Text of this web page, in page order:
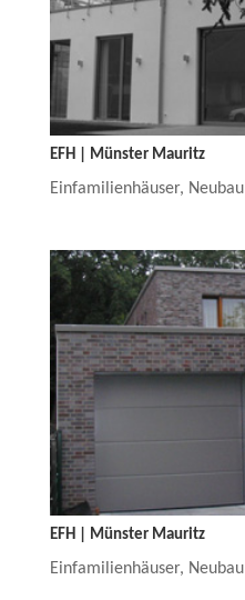
EFH | Münster Mauritz
Einfamilienhäuser, Neubau
EFH | Münster Mauritz
Einfamilienhäuser, Neubau